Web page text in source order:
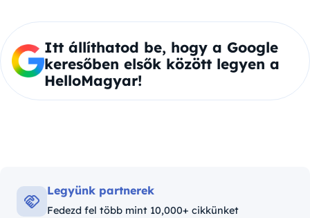
Itt állíthatod be, hogy a Google
keresőben elsők között legyen a
HelloMagyar!
Legyünk partnerek
Fedezd fel több mint 10,000+ cikkünket